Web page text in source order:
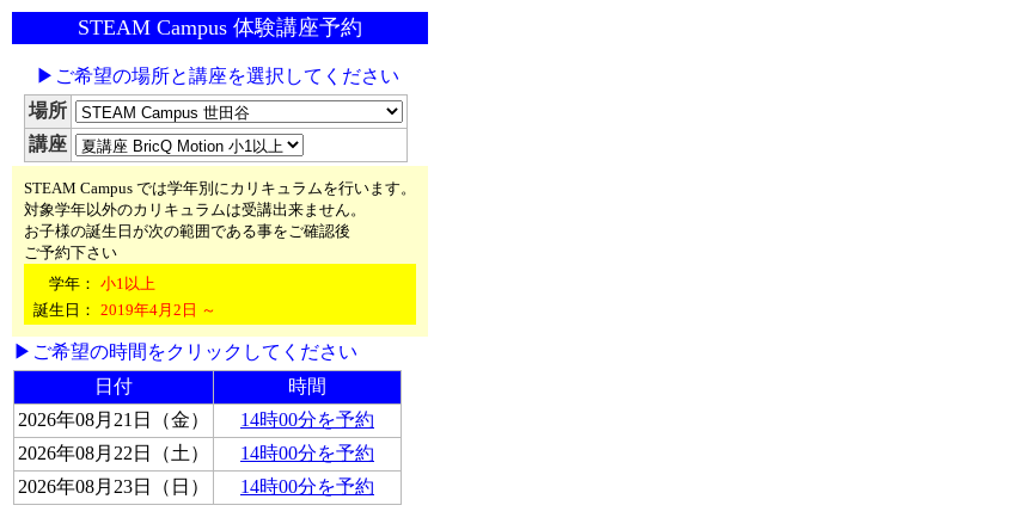
STEAM Campus 体験講座予約
▶ご希望の場所と講座を選択してください
場所
講座
STEAM Campus では学年別にカリキュラムを行います。
対象学年以外のカリキュラムは受講出来ません。
お子様の誕生日が次の範囲である事をご確認後
ご予約下さい
学年： 小1以上
誕生日： 2019年4月2日 ～
▶ご希望の時間をクリックしてください
日付
時間
2026年08月21日（金）
14時00分を予約
2026年08月22日（土）
14時00分を予約
2026年08月23日（日）
14時00分を予約